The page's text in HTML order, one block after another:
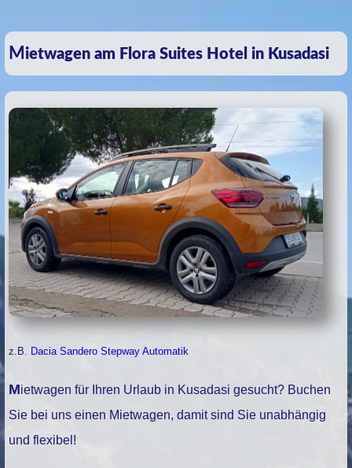
Mietwagen am Flora Suites Hotel in Kusadasi
z.B. Dacia Sandero Stepway Automatik
Mietwagen für Ihren Urlaub in Kusadasi gesucht? Buchen
Sie bei uns einen Mietwagen, damit sind Sie unabhängig
und flexibel!